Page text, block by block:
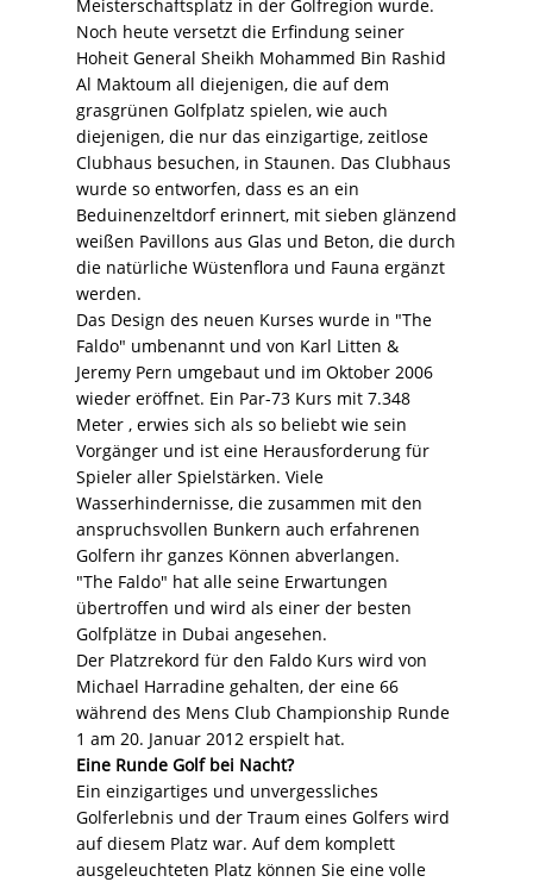
Meisterschaftsplatz in der Golfregion wurde.
Noch heute versetzt die Erfindung seiner
Hoheit General Sheikh Mohammed Bin Rashid
Al Maktoum all diejenigen, die auf dem
grasgrünen Golfplatz spielen, wie auch
diejenigen, die nur das einzigartige, zeitlose
Clubhaus besuchen, in Staunen. Das Clubhaus
wurde so entworfen, dass es an ein
Beduinenzeltdorf erinnert, mit sieben glänzend
weißen Pavillons aus Glas und Beton, die durch
die natürliche Wüstenflora und Fauna ergänzt
werden.
Das Design des neuen Kurses wurde in "The
Faldo" umbenannt und von Karl Litten &
Jeremy Pern umgebaut und im Oktober 2006
wieder eröffnet. Ein Par-73 Kurs mit 7.348
Meter , erwies sich als so beliebt wie sein
Vorgänger und ist eine Herausforderung für
Spieler aller Spielstärken. Viele
Wasserhindernisse, die zusammen mit den
anspruchsvollen Bunkern auch erfahrenen
Golfern ihr ganzes Können abverlangen.
"The Faldo" hat alle seine Erwartungen
übertroffen und wird als einer der besten
Golfplätze in Dubai angesehen.
Der Platzrekord für den Faldo Kurs wird von
Michael Harradine gehalten, der eine 66
während des Mens Club Championship Runde
1 am 20. Januar 2012 erspielt hat.
Eine Runde Golf bei Nacht?
Ein einzigartiges und unvergessliches
Golferlebnis und der Traum eines Golfers wird
auf diesem Platz war. Auf dem komplett
ausgeleuchteten Platz können Sie eine volle